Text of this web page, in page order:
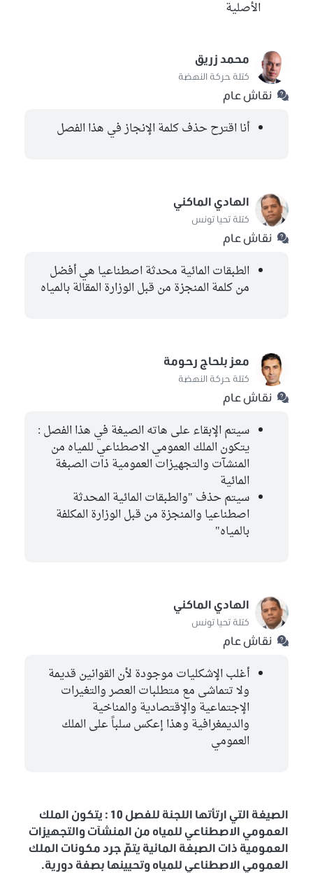
الأصلية
محمد زريق
كتلة حركة النهضة
نقاش عام
أنا اقترح حذف كلمة الإنجاز في هذا الفصل
الهادي الماكني
كتلة تحيا تونس
نقاش عام
الطبقات المائية محدثة اصطناعيا هي أفضل
من كلمة المنجزة من قبل الوزارة المقالة بالمياه
معز بلحاج رحومة
كتلة حركة النهضة
نقاش عام
سيتم الإبقاء على هاته الصيغة في هذا الفصل :
يتكون الملك العمومي الاصطناعي للمياه من
المنشآت والتجهيزات العمومية ذات الصبغة
المائية
سيتم حذف "والطبقات المائية المحدثة
اصطناعيا والمنجزة من قبل الوزارة المكلفة
بالمياه"
الهادي الماكني
كتلة تحيا تونس
نقاش عام
أغلب الإشكليات موجودة لأن القوانين قديمة
ولا تتماشى مع متطلبات العصر والتغيرات
الإجتماعية والإقتصادية والمناخية
والديمغرافية وهذا إعكس سلباً على الملك
العمومي
الصيغة التي ارتأتها اللجنة للفصل 10 : يتكون الملك
العمومي الاصطناعي للمياه من المنشآت والتجهيزات
العمومية ذات الصبغة المائية يتمّ جرد مكونات الملك
العمومي الاصطناعي للمياه وتحيينها بصفة دورية.